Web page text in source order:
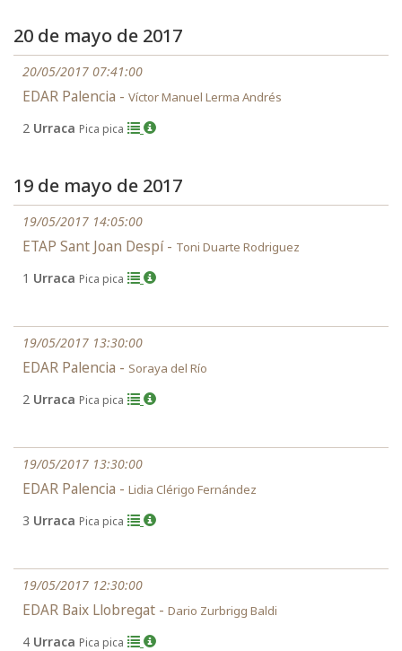
20 de mayo de 2017
20/05/2017 07:41:00
EDAR Palencia - Víctor Manuel Lerma Andrés
2 Urraca Pica pica
19 de mayo de 2017
19/05/2017 14:05:00
ETAP Sant Joan Despí - Toni Duarte Rodriguez
1 Urraca Pica pica
19/05/2017 13:30:00
EDAR Palencia - Soraya del Río
2 Urraca Pica pica
19/05/2017 13:30:00
EDAR Palencia - Lidia Clérigo Fernández
3 Urraca Pica pica
19/05/2017 12:30:00
EDAR Baix Llobregat - Dario Zurbrigg Baldi
4 Urraca Pica pica